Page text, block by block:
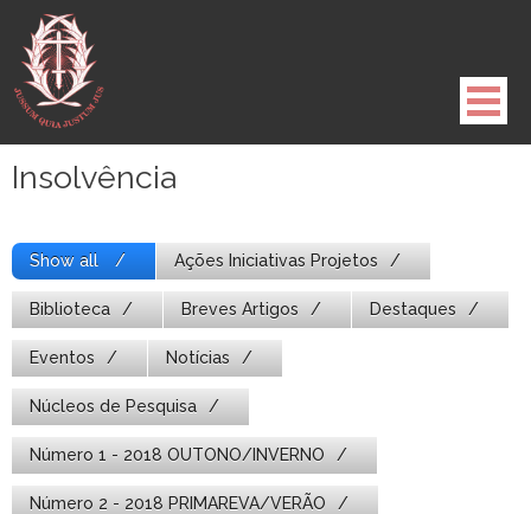
para
conteúdo
Insolvência
Show all Ações Iniciativas Projetos
Biblioteca Breves Artigos Destaques
Eventos Notícias
Núcleos de Pesquisa
Número 1 - 2018 OUTONO/INVERNO
Número 2 - 2018 PRIMAREVA/VERÃO